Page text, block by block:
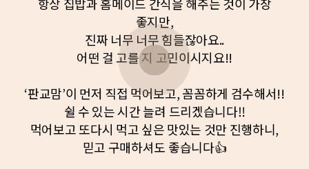
좋지만,
진짜 너무 너무 힘들잖아요..
어떤 걸 고를 지 고민이시지요!!
‘판교맘’이 먼저 직접 먹어보고, 꼼꼼하게 검수해서!!
쉴 수 있는 시간 늘려 드리겠습니다‼️
먹어보고 또다시 먹고 싶은 맛있는 것만 진행하니,
믿고 구매하셔도 좋습니다👍